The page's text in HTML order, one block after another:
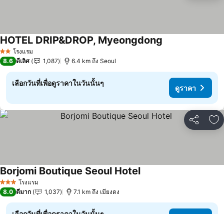
2 ดาวโรงแรม
HOTEL DRIP&DROP, Myeongdong
8.6 ดีเลิศ 1,087 6.4 km ถึง Seoul
เลือกวันที่เพื่อดูราคาในวันนั้นๆ
ดูราคา
แชร์ เ
3 ดาว โรงแรม
Borjomi Boutique Seoul Hotelดูราคา
8.0 ดีมาก 1,037 7.1 km ถึง เมียงดง